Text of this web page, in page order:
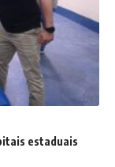
estaduais